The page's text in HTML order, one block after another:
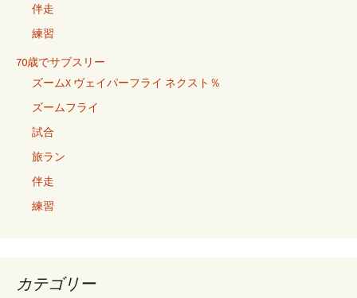
伴走
練習
70歳でサブスリー
ズームX ヴェイパーフライ ネクスト％
ズームフライ
試合
旅ラン
伴走
練習
カテゴリー